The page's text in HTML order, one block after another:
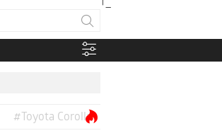
#Toyota Corolla